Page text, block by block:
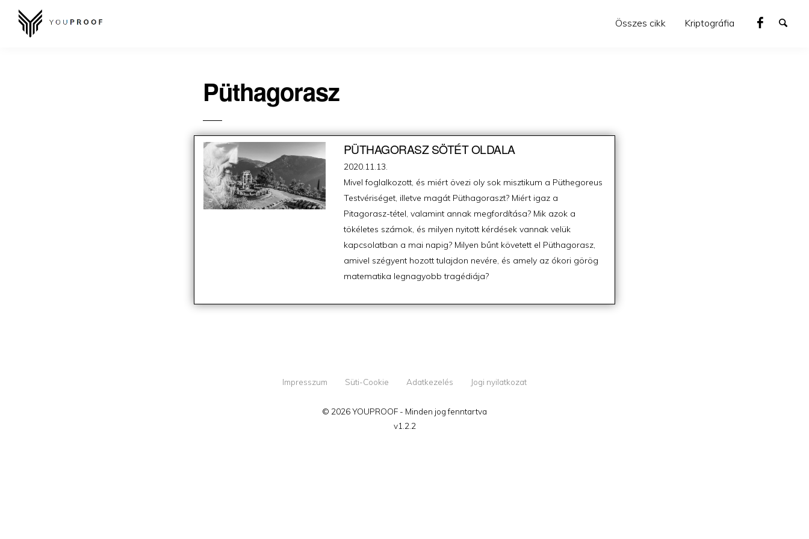
Összes cikk Kriptográfia
Püthagorasz
PÜTHAGORASZ SÖTÉT OLDALA
Posted
on
2020.11.13.
Mivel foglalkozott, és miért övezi oly sok misztikum a Püthegoreus
Testvériséget, illetve magát Püthagoraszt? Miért igaz a
Pitagorasz-tétel, valamint annak megfordítása? Mik azok a
tökéletes számok, és milyen nyitott kérdések vannak velük
kapcsolatban a mai napig? Milyen bűnt követett el Püthagorasz,
amivel szégyent hozott tulajdon nevére, és amely az ókori görög
matematika legnagyobb tragédiája?
Impresszum Süti-Cookie Adatkezelés Jogi nyilatkozat
© 2026 YOUPROOF - Minden jog fenntartva
v1.2.2